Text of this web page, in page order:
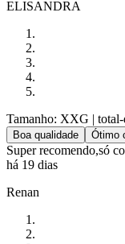
ELISANDRA
Tamanho: XXG |
Boa qualidade Ótimo
Super recomendo,só
há 19 dias
Renan